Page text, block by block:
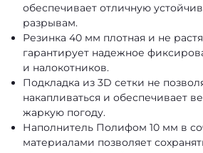
обеспечивает отличную
разрывам.
Резинка 40 мм плотная и не
гарантирует надежное
и налокотников.
Подкладка из 3D сетки не
накапливаться и обеспечивает
жаркую погоду.
Наполнитель Полифом 10 мм в
материалами позволяет